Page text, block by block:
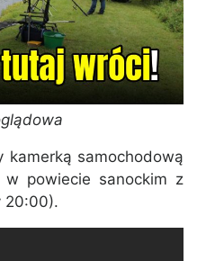
kamerką samochodową
w powiecie sanockim z
20:00).